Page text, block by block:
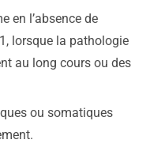
en l’absence de
lorsque la pathologie
au long cours ou des
ou somatiques